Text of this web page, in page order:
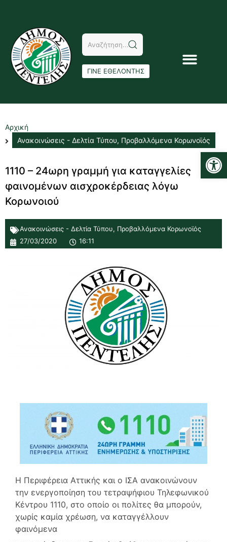
ΓΙΝΕ ΕΘΕΛΟΝΤΗΣ
Αρχική
Ανακοινώσεις - Δελτία Τύπου, Προβαλλόμενα Κορωνοϊός
1110 – 24ωρη γραμμή για καταγγελίες
φαινομένων αισχροκέρδειας λόγω
Κορωνοιού
Ανακοινώσεις - Δελτία Τύπου, Προβαλλόμενα Κορωνοϊός
27/03/2020
16:11
Η Περιφέρεια Αττικής και ο ΙΣΑ ανακοινώνουν
την ενεργοποίηση του τετραψήφιου Τηλεφωνικού
Κέντρου 1110, στο οποίο οι πολίτες θα μπορούν,
χωρίς καμία χρέωση, να καταγγέλλουν
φαινόμενα